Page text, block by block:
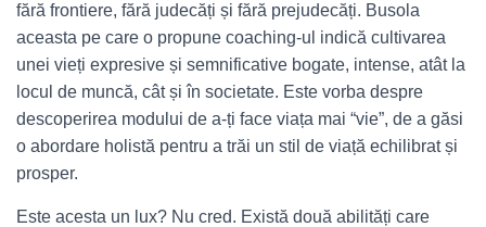
fără frontiere, fără judecăți și fără prejudecăți. Busola
aceasta pe care o propune coaching-ul indică cultivarea
unei vieți expresive și semnificative bogate, intense, atât la
locul de muncă, cât și în societate. Este vorba despre
descoperirea modului de a-ți face viața mai “vie”, de a găsi
o abordare holistă pentru a trăi un stil de viață echilibrat și
prosper.
Este acesta un lux? Nu cred. Există două abilități care